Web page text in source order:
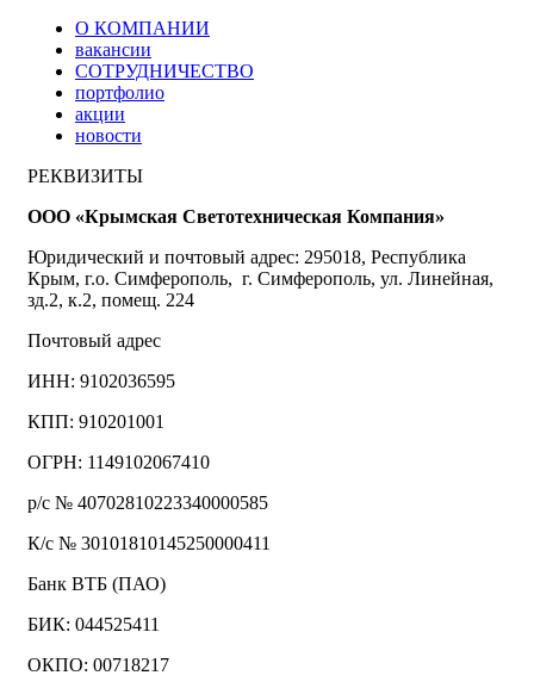
О КОМПАНИИ
вакансии
СОТРУДНИЧЕСТВО
портфолио
акции
новости
РЕКВИЗИТЫ
ООО «Крымская Светотехническая Компания»
Юридический и почтовый адрес: 295018, Республика
Крым, г.о. Симферополь, г. Симферополь, ул. Линейная,
зд.2, к.2, помещ. 224
Почтовый адрес
ИНН: 9102036595
КПП: 910201001
ОГРН: 1149102067410
р/с № 40702810223340000585
К/с № 30101810145250000411
Банк ВТБ (ПАО)
БИК: 044525411
ОКПО: 00718217